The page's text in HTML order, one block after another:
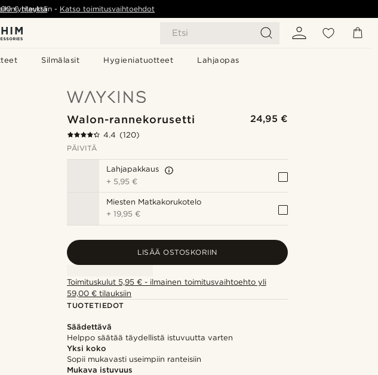
Etsi
Silmälasit Hygieniatuotteet Lahjaopas
€tilauksiin - Katso toimitusvaihtoehdot
yhteyttä
Walon-rannekorusetti 24,95 €
4.4 (120)
PÄIVITÄ
Lahjapakkaus
+ 5,95 €
Miesten Matkakorukotelo
+19,95 €
LISÄÄ OSTOSKORIIN
Toimituskulut 5,95 € - ilmainen toimitusvaihtoehto yli
59,00 € tilauksiin
TUOTETIEDOT
Säädettävä
Helppo säätää täydellistä istuvuutta varten
Yksi koko
Sopii mukavasti useimpiin ranteisiin
Mukava istuvuus